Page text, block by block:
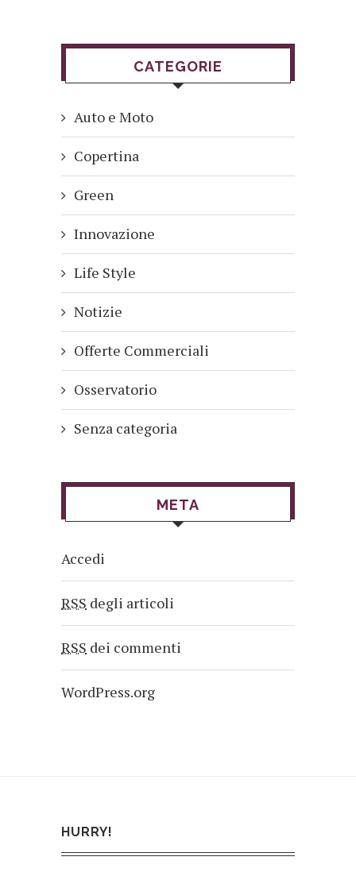
CATEGORIE
Auto e Moto
Copertina
Green
Innovazione
Life Style
Notizie
Offerte Commerciali
Osservatorio
Senza categoria
META
Accedi
RSS degli articoli
RSS dei commenti
WordPress.org
HURRY!